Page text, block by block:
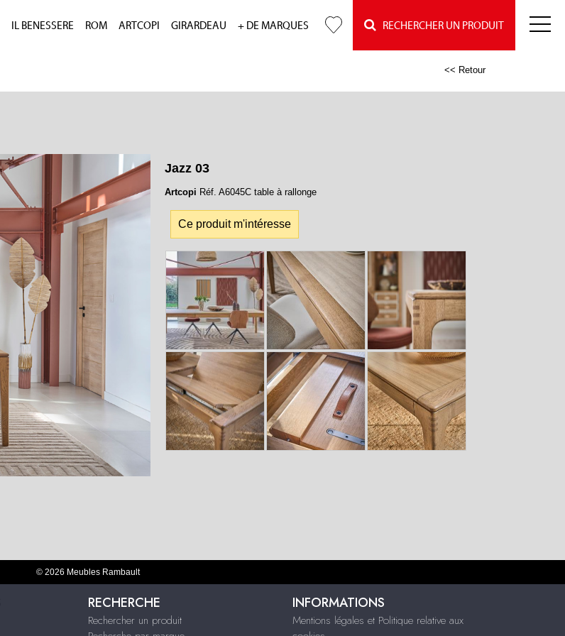
IL BENESSERE ROM ARTCOPI GIRARDEAU + DE MARQUES RECHERCHER UN PRODUIT
<< Retour
Jazz 03
Artcopi Réf. A6045C table à rallonge
Ce produit m'intéresse
© 2026 Meubles Rambault
RECHERCHE
Rechercher un produit
INFORMATIONS
Mentions légales et Politique relative aux